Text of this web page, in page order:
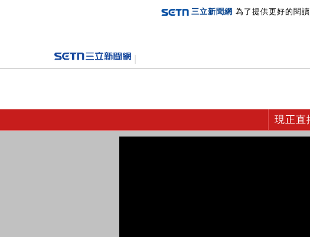
三立新聞網 為了提供更好的閱
現正直